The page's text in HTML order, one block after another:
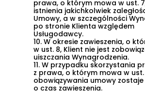
prawa, o którym mowa w ust.
istnienia jakichkolwiek
Umowy, a w szczególności
po stronie Klienta względem
Usługodawcy.
10. W okresie zawieszenia, o
w ust. 8, Klient nie jest
uiszczania Wynagrodzenia.
11. W przypadku skorzystania
z prawa, o którym mowa w ust.
obowiązywania umowy zostaje
o czas zawieszenia.